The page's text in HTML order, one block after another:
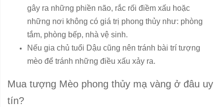
gây ra những phiền não, rắc rối điềm xấu hoặc
những nơi không có giá trị phong thủy như: phòng
tắm, phòng bếp, nhà vệ sinh.
Nếu gia chủ tuổi Dậu cũng nên tránh bài trí tượng
mèo để tránh những điều xấu xảy ra.
Mua tượng Mèo phong thủy mạ vàng ở đâu uy
tín?